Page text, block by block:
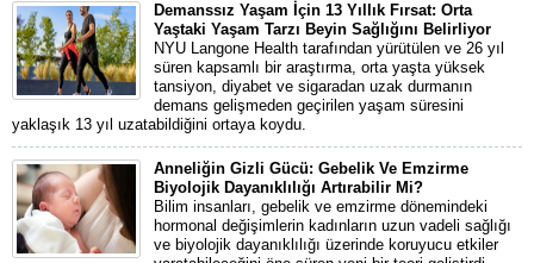
Demanssız Yaşam İçin 13 Yıllık Fırsat: Orta
Yaştaki Yaşam Tarzı Beyin Sağlığını Belirliyor
NYU Langone Health tarafından yürütülen ve 26 yıl
süren kapsamlı bir araştırma, orta yaşta yüksek
tansiyon, diyabet ve sigaradan uzak durmanın
demans gelişmeden geçirilen yaşam süresini
yaklaşık 13 yıl uzatabildiğini ortaya koydu.
Anneliğin Gizli Gücü: Gebelik Ve Emzirme
Biyolojik Dayanıklılığı Artırabilir Mi?
Bilim insanları, gebelik ve emzirme dönemindeki
hormonal değişimlerin kadınların uzun vadeli sağlığı
ve biyolojik dayanıklılığı üzerinde koruyucu etkiler